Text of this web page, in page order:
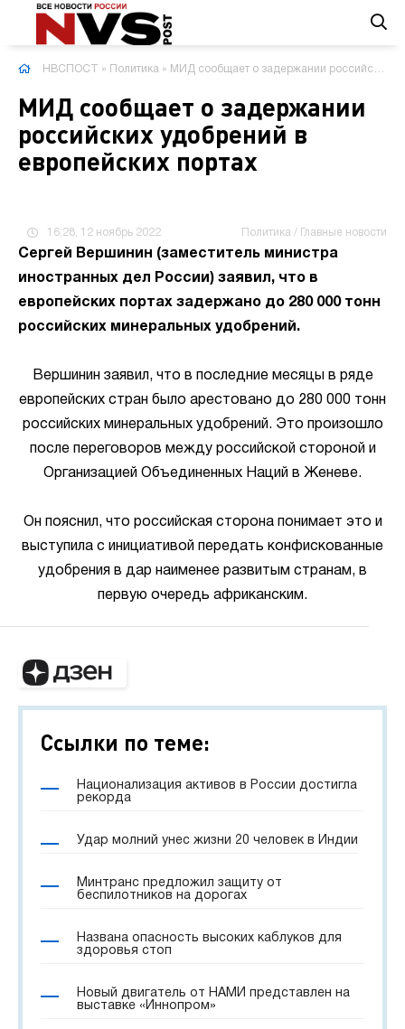
НВСПОСТ » Политика » МИД сообщает о задержании российских удобрений в европейских портах
МИД сообщает о задержании
российских удобрений в
европейских портах
16:28, 12 ноябрь 2022 Политика / Главные новости
Сергей Вершинин (заместитель министра
иностранных дел России) заявил, что в
европейских портах задержано до 280 000 тонн
российских минеральных удобрений.
Вершинин заявил, что в последние месяцы в ряде
европейских стран было арестовано до 280 000 тонн
российских минеральных удобрений. Это произошло
после переговоров между российской стороной и
Организацией Объединенных Наций в Женеве.
Он пояснил, что российская сторона понимает это и
выступила с инициативой передать конфискованные
удобрения в дар наименее развитым странам, в
первую очередь африканским.
Ссылки по теме:
Национализация активов в России достигла
рекорда
Удар молний унес жизни 20 человек в Индии
Минтранс предложил защиту от
беспилотников на дорогах
Названа опасность высоких каблуков для
здоровья стоп
Новый двигатель от НАМИ представлен на
выставке «Иннопром»